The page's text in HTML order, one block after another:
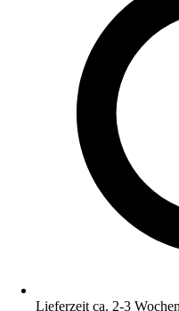
Lieferzeit ca. 2-3 Wochen